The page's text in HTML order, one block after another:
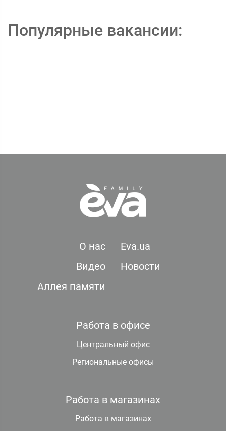
Популярные вакансии:
О нас
Eva.ua
Видео
Новости
Аллея памяти
Работа в офисе
Центральный офис
Региональные офисы
Работа в магазинах
Работа в магазинах